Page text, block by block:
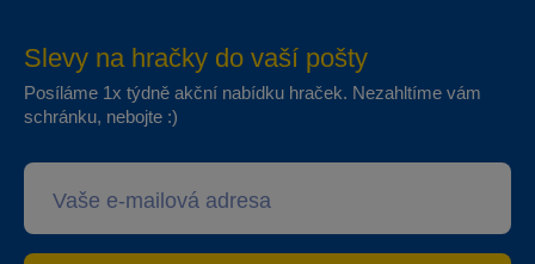
Slevy na hračky do vaší pošty
Posíláme 1x týdně akční nabídku hraček. Nezahltíme vám
schránku, nebojte :)